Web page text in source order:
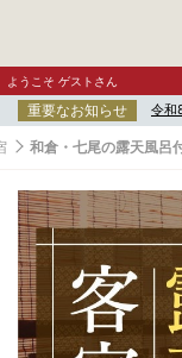
ようこそ ゲストさん
重要なお知らせ 令和
和倉・七尾の露天風呂
和
倉
・
七
尾